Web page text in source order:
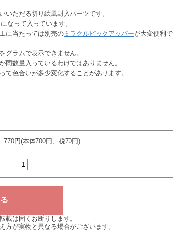
いただる切り絵風封入パーツです。
なって入っています。
に当たっては別売の ミラクルピックアッパーが大変便利で
グラムで表示できません。
同数量入っているわけではありません。
て色合いが多少変化することがあります。
770円(本体700円、税70円)
載は固くお断りします。
方が実物と異なる場合がございます。